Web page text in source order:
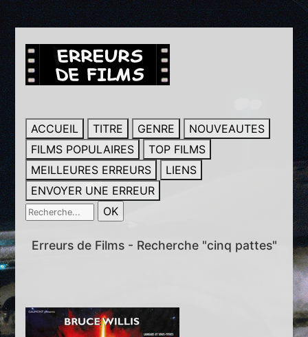
ACCUEIL TITRE GENRE
NOUVEAUTES
FILMS POPULAIRES
TOP FILMS
MEILLEURES ERREURS
LIENS
ENVOYER UNE ERREUR
Erreurs de Films - Recherche "cinq pattes"